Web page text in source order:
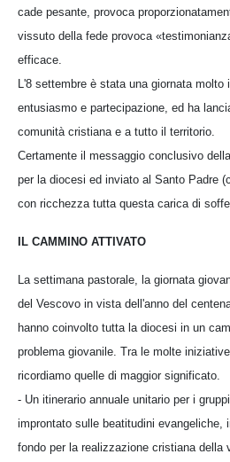
cade pesante, provoca
vissuto della fede provoca
efficace.
L'8 settembre è stata una giornata
entusiasmo e partecipazione, ed ha
comunità cristiana e a tutto il territorio.
Certamente il messaggio conclusivo
per la diocesi ed inviato al Santo Padre
con ricchezza tutta questa carica di
IL CAMMINO ATTIVATO
La settimana pastorale, la giornata
del Vescovo in vista dell'anno del
hanno coinvolto tutta la diocesi in un
problema giovanile. Tra le molte
ricordiamo quelle di maggior significato.
- Un itinerario annuale unitario per i
improntato sulle beatitudini evangeliche,
fondo per la realizzazione cristiana della